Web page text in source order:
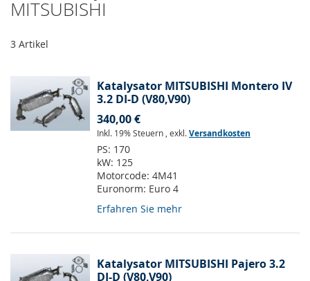
MITSUBISHI
3 Artikel
Katalysator MITSUBISHI Montero IV
3.2 DI-D (V80,V90)
340,00 €
Inkl. 19% Steuern , exkl.Versandkosten
PS: 170
kW: 125
Motorcode: 4M41
Euronorm: Euro 4
Erfahren Sie mehr
Katalysator MITSUBISHI Pajero 3.2
DI-D (V80,V90)